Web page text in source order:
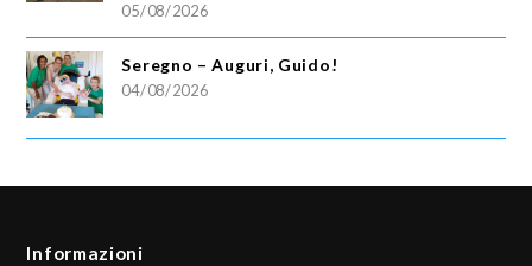
05/08/2026
Seregno – Auguri, Guido!
04/08/2026
Informazioni